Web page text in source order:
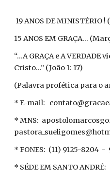
19 ANOS DE MINISTÉRIO !
15 ANOS EM GRAÇA...
“...A GRAÇA e A VERDADE
Cristo...” (João 1: 17)
(Palavra profética para o
* E-mail:
* MNS:
* FONES: (11) 9125-8204 -
* SÉDE EM SANTO ANDRÉ: